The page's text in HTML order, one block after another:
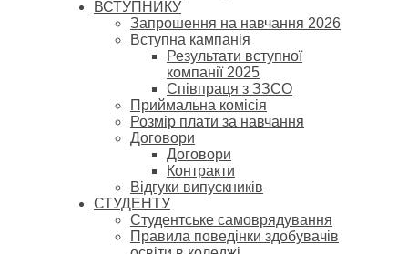
ВСТУПНИКУ
Запрошення на навчання 2026
Вступна кампанія
Результати вступної
компанії 2025
Співпраця з ЗЗСО
Приймальна комісія
Розмір плати за навчання
Договори
Договори
Контракти
Відгуки випускників
СТУДЕНТУ
Cтудентське самоврядування
Правила поведінки здобувачів